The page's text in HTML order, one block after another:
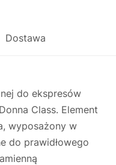
Dostawa
do ekspresów
Class. Element
wyposażony w
do prawidłowego